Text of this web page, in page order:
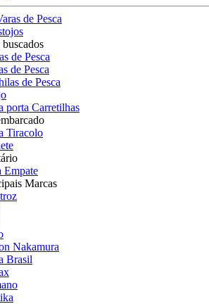
de Pesca
de Pesca
de Pesca
de Pesca
porta Carretilhas
Tiracolo
Empate
Marcas
Nakamura
Brasil